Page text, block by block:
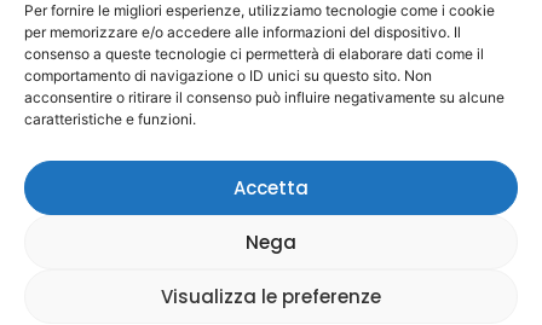
Per fornire le migliori esperienze, utilizziamo tecnologie come i cookie
per memorizzare e/o accedere alle informazioni del dispositivo. Il
consenso a queste tecnologie ci permetterà di elaborare dati come il
comportamento di navigazione o ID unici su questo sito. Non
acconsentire o ritirare il consenso può influire negativamente su alcune
caratteristiche e funzioni.
Accetta
Nega
Visualizza le preferenze
InM.C. Energytechci occupiamo di energie rinnovabili,
progettazione e installazione di impianti fotovoltaici e
sistemi di accumulo, sviluppo software per
automazione e impianti 5.0